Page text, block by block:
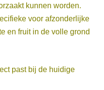
kunnen worden.
voor afzonderlijke
en fruit in de volle grond
past bij de huidige